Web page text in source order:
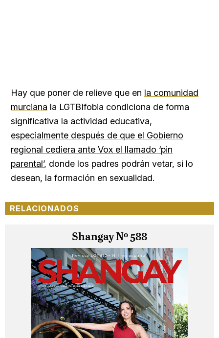
Hay que poner de relieve que en la comunidad
murciana la LGTBIfobia condiciona de forma
significativa la actividad educativa,
especialmente después de que el Gobierno
regional cediera ante Vox el llamado ‘pin
parental’, donde los padres podrán vetar, si lo
desean, la formación en sexualidad.
RELACIONADOS
Shangay Nº 588